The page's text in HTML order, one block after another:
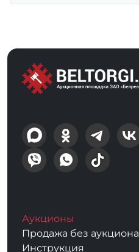
Аукционы
Продажа без аукциона
Инструкция